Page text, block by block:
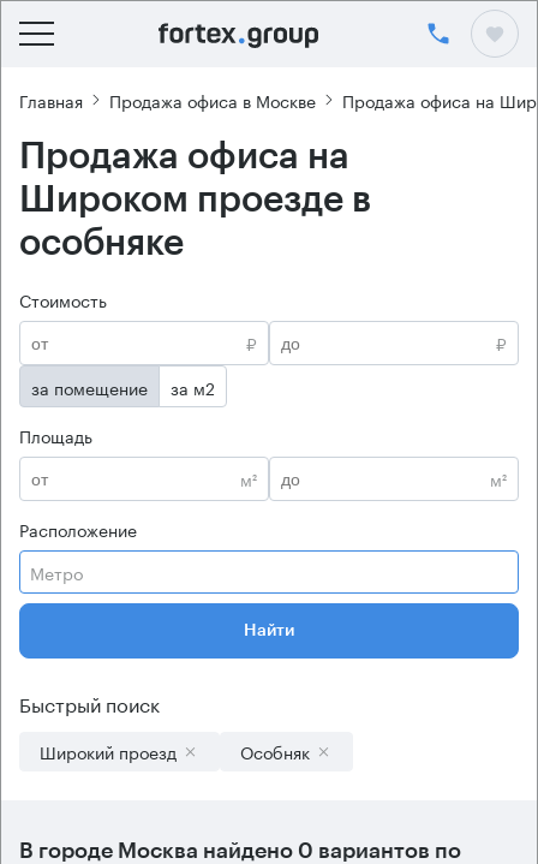
Главная Продажа офиса в Москве Продажа офиса на
Продажа офиса на
Широком проезде в
особняке
Стоимость
₽
₽
за помещение
за м2
Площадь
м²
м²
Расположение
Метро
Найти
Быстрый поиск
Широкий проезд Особняк
В городе Москва найдено 0 вариантов по